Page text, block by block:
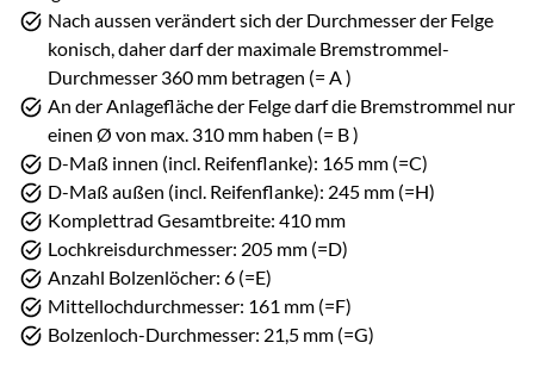
Nach aussen verändert sich der Durchmesser der Felge
konisch, daher darf der maximale Bremstrommel-
Durchmesser 360 mm betragen (= A )
An der Anlagefläche der Felge darf die Bremstrommel nur
einen Ø von max. 310 mm haben (= B )
D-Maß innen (incl. Reifenflanke): 165 mm (=C)
D-Maß außen (incl. Reifenflanke): 245 mm (=H)
Komplettrad Gesamtbreite: 410 mm
Lochkreisdurchmesser: 205 mm (=D)
Anzahl Bolzenlöcher: 6 (=E)
Mittellochdurchmesser: 161 mm (=F)
Bolzenloch-Durchmesser: 21,5 mm (=G)